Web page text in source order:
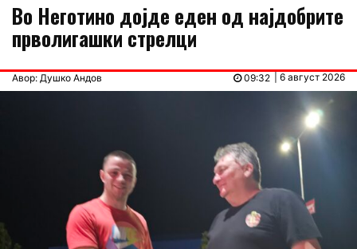
Во Неготино дојде еден од најдобрите
прволигашки стрелци
Авор: Душко Андов | 6 август 2026
09:32